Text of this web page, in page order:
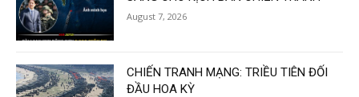
August 7, 2026
CHIẾN TRANH MẠNG: TRIỀU TIÊN ĐỐI
ĐẦU HOA KỲ